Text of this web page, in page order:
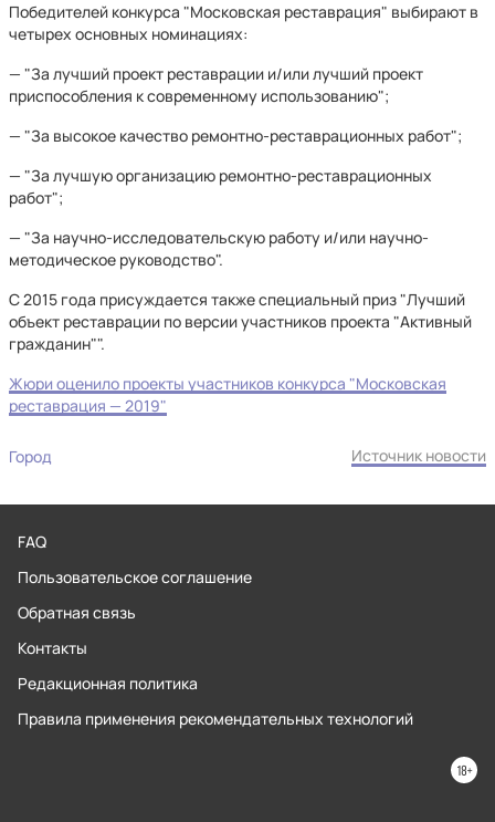
Победителей конкурса "Московская реставрация" выбирают в
четырех основных номинациях:
— "За лучший проект реставрации и/или лучший проект
приспособления к современному использованию";
— "За высокое качество ремонтно-реставрационных работ";
— "За лучшую организацию ремонтно-реставрационных
работ";
— "За научно-исследовательскую работу и/или научно-
методическое руководство".
С 2015 года присуждается также специальный приз "Лучший
объект реставрации по версии участников проекта "Активный
гражданин"".
Жюри оценило проекты участников конкурса "Московская
реставрация — 2019"
Город Источник новости
FAQ
Пользовательское соглашение
Обратная связь
Контакты
Редакционная политика
Правила применения рекомендательных технологий